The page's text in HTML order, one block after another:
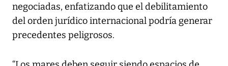
negociadas, enfatizando que el debilitamiento
del orden jurídico internacional podría generar
precedentes peligrosos.